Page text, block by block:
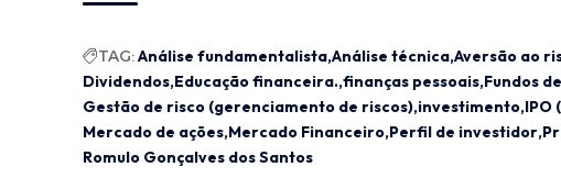
TAG:Análise fundamentalista Análise técnica Aversão ao
Dividendos Educação financeira. finanças pessoais Fundos
Gestão de risco (gerenciamento de riscos) investimento IPO
Mercado de ações Mercado Financeiro Perfil de investidor
Romulo Gonçalves dos Santos